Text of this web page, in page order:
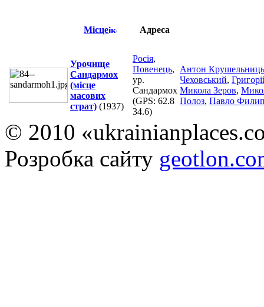
Місце Адреса
Урочище
Сандармох
(місце
масових
страт) (1937)
Росія,
Повенець,
ур.
Сандармох
(GPS: 62.8
34.6)
Антон
Чеховський,
Микола Зеров,
Полоз, Павло
© 2010
Розробка сайту